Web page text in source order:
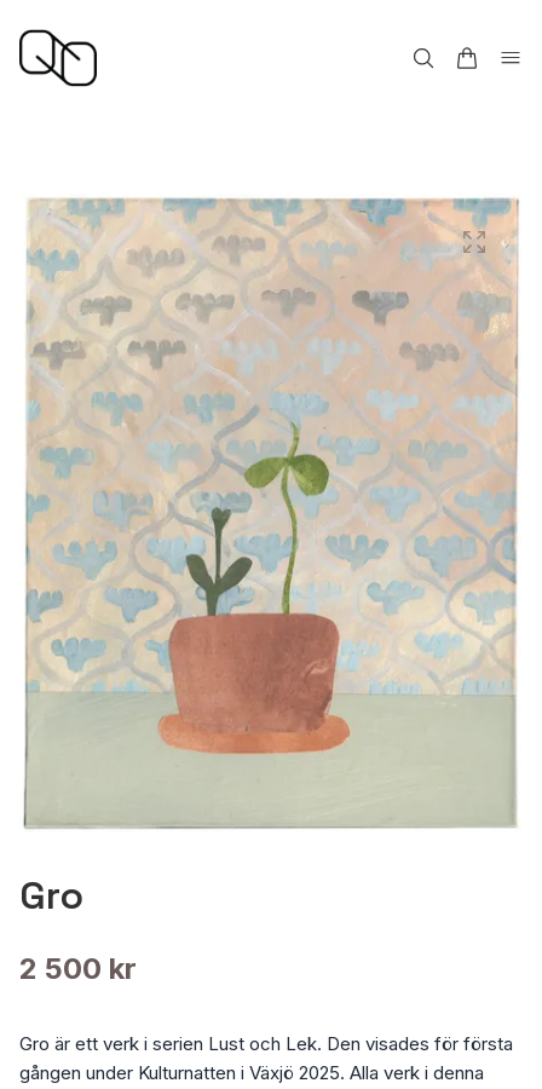
Gro
2 500 kr
Gro är ett verk i serien Lust och Lek. Den visades för första
gången under Kulturnatten i Växjö 2025. Alla verk i denna